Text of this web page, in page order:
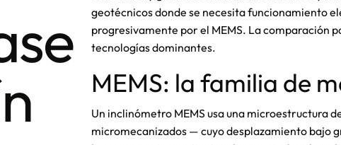
geotécnicos donde se necesita funcionamiento
progresivamente por el MEMS. La comparación
tecnologías dominantes.
MEMS: la familia de
Un inclinómetro MEMS usa una microestructura
micromecanizados — cuyo desplazamiento bajo